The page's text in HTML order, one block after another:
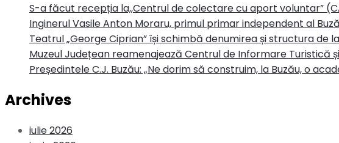
S-a făcut recepția la,,Centrul de colectare cu aport voluntar”
Inginerul Vasile Anton Moraru, primul primar independent al
Teatrul „George Ciprian” își schimbă denumirea și structura de
Muzeul Județean reamenajează Centrul de Informare Turistică
Președintele C.J. Buzău: „Ne dorim să construim, la Buzău, o
Archives
iulie 2026